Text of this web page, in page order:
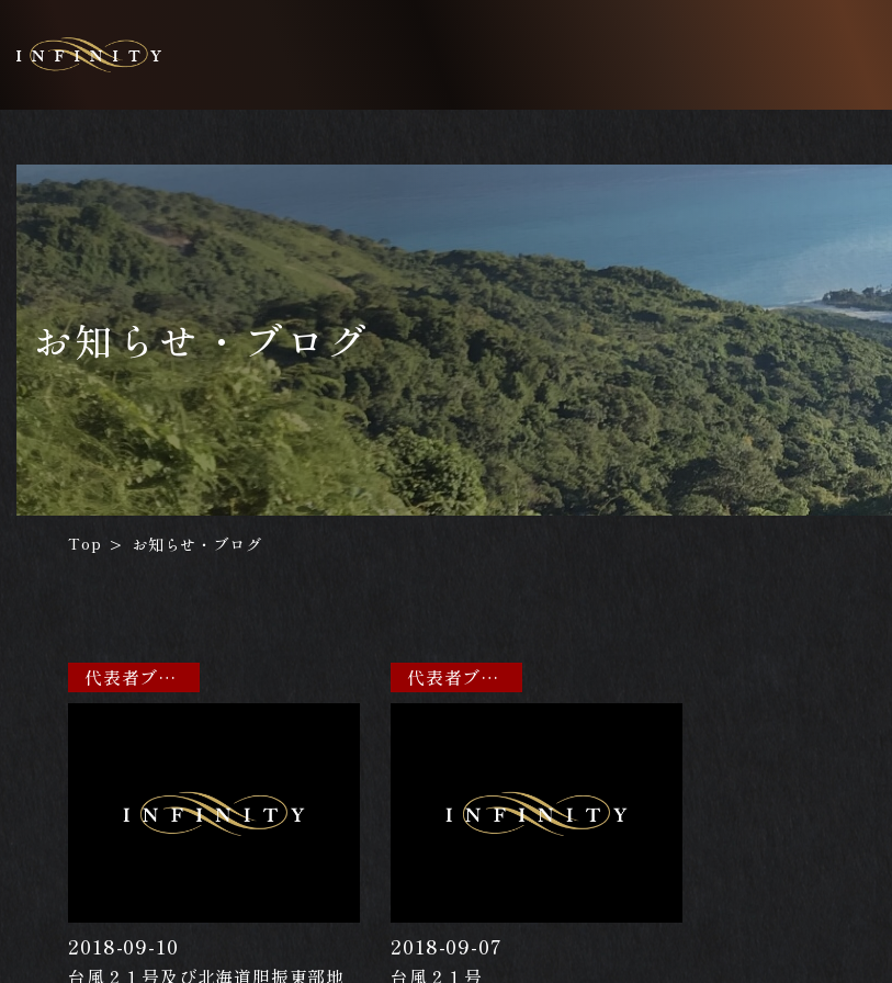
お知らせ・ブログ
Top > お知らせ・ブログ
代表者ブログ
2018-09-10
台風２１号及び北海道胆振東部地
代表者ブログ
2018-09-07
台風２１号